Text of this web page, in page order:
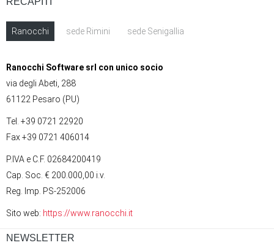
Ranocchi sede Rimini sede Senigallia
Ranocchi Software srl con unico socio
via degli Abeti, 288
61122 Pesaro (PU)
Tel. +39 0721 22920
Fax +39 0721 406014
P.IVA e C.F. 02684200419
Cap. Soc. € 200.000,00 i.v.
Reg. Imp. PS-252006
Sito web: https://www.ranocchi.it
NEWSLETTER